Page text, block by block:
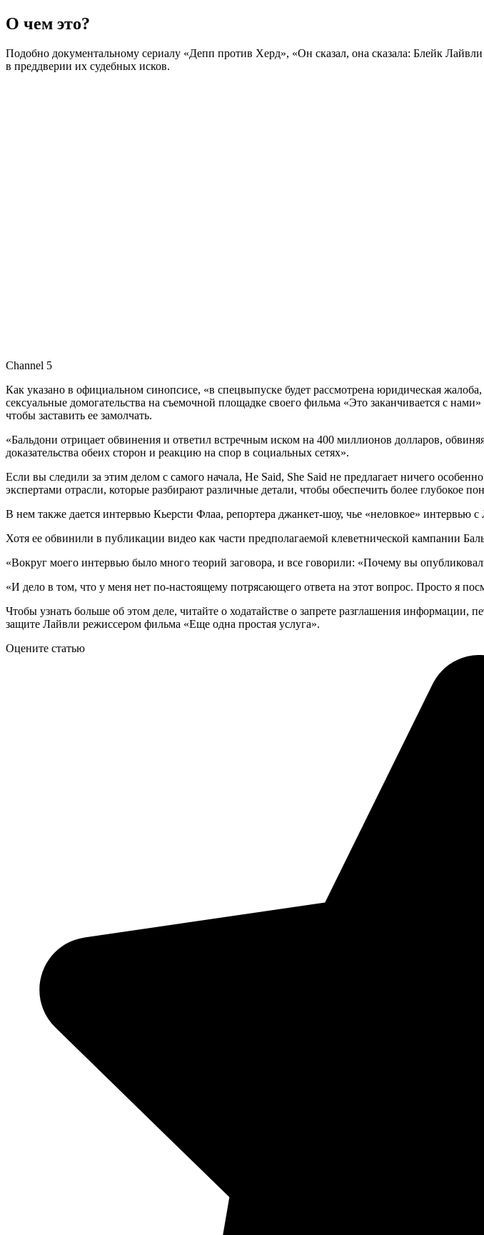
О чем это?
Подобно документальному сериалу «Депп против Херд», «Он сказал, она сказала: Блейк
в преддверии их судебных исков.
Channel 5
Как указано в официальном синопсисе, «в спецвыпуске будет рассмотрена юридическая
сексуальные домогательства на съемочной площадке своего фильма «Это заканчивается с
чтобы заставить ее замолчать.
«Бальдони отрицает обвинения и ответил встречным иском на 400 миллионов долларов,
доказательства обеих сторон и реакцию на спор в социальных сетях».
Если вы следили за этим делом с самого начала, He Said, She Said не предлагает ничего
экспертами отрасли, которые разбирают различные детали, чтобы обеспечить более глубокое
В нем также дается интервью Кьерсти Флаа, репортера джанкет-шоу, чье «неловкое» интервью
Хотя ее обвинили в публикации видео как части предполагаемой клеветнической кампании
«Вокруг моего интервью было много теорий заговора, и все говорили: «Почему вы
«И дело в том, что у меня нет по-настоящему потрясающего ответа на этот вопрос. Просто я
Чтобы узнать больше об этом деле, читайте о ходатайстве о запрете разглашения
защите Лайвли режиссером фильма «Еще одна простая услуга».
Оцените статью